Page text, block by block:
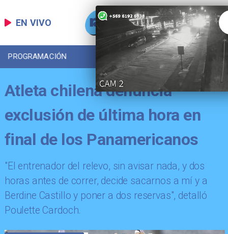
EN VIVO
PROGRAMACIÓN LOCAL DEPORTES
Atleta chilena denuncia
exclusión de última hora en
final de los Panamericanos
"El entrenador del relevo, sin avisar nada, y dos
horas antes de correr, decide sacarnos a mí y a
Berdine Castillo y poner a dos reservas", detalló
Poulette Cardoch.